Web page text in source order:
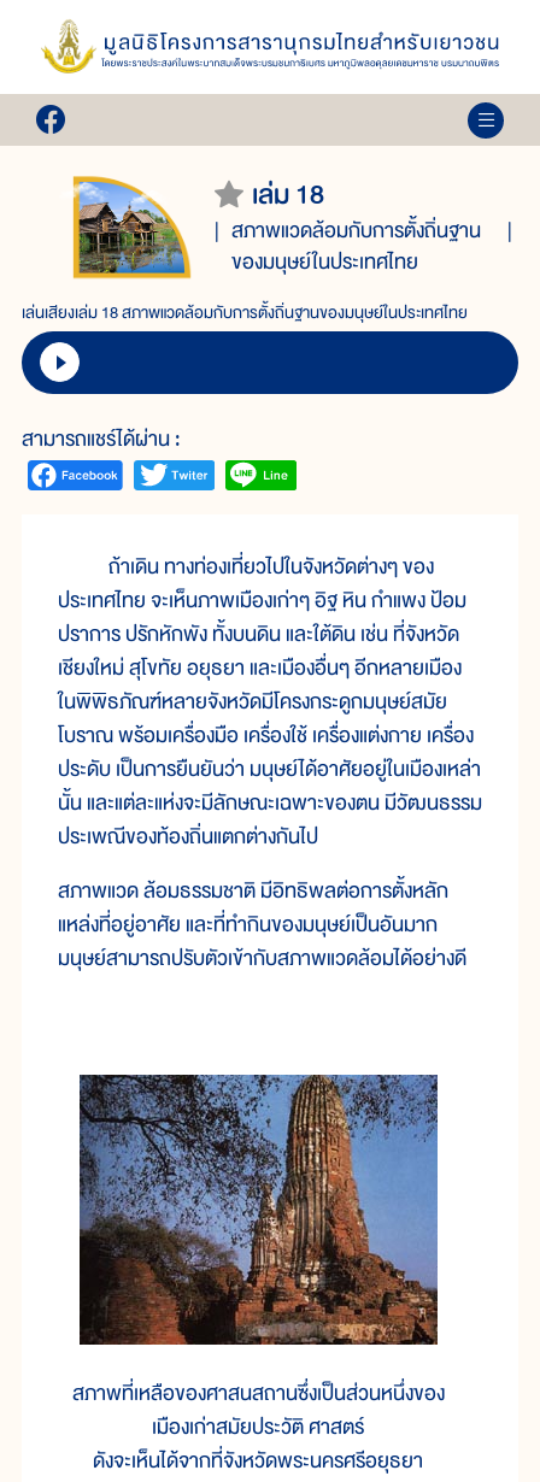
เล่ม 18
สภาพแวดล้อมกับการตั้งถิ่นฐาน
ของมนุษย์ในประเทศไทย
เล่นเสียงเล่ม 18 สภาพแวดล้อมกับการตั้งถิ่นฐานของมนุษย์ในประเทศไทย
สามารถแชร์ได้ผ่าน :
ถ้าเดิน ทางท่องเที่ยวไปในจังหวัดต่างๆ ของ
ประเทศไทย จะเห็นภาพเมืองเก่าๆ อิฐ หิน กำแพง ป้อม
ปราการ ปรักหักพัง ทั้งบนดิน และใต้ดิน เช่น ที่จังหวัด
เชียงใหม่ สุโขทัย อยุธยา และเมืองอื่นๆ อีกหลายเมือง
ในพิพิธภัณฑ์หลายจังหวัดมีโครงกระดูกมนุษย์สมัย
โบราณ พร้อมเครื่องมือ เครื่องใช้ เครื่องแต่งกาย เครื่อง
ประดับ เป็นการยืนยันว่า มนุษย์ได้อาศัยอยู่ในเมืองเหล่า
นั้น และแต่ละแห่งจะมีลักษณะเฉพาะของตน มีวัฒนธรรม
ประเพณีของท้องถิ่นแตกต่างกันไป
สภาพแวด ล้อมธรรมชาติ มีอิทธิพลต่อการตั้งหลัก
แหล่งที่อยู่อาศัย และที่ทำกินของมนุษย์เป็นอันมาก
มนุษย์สามารถปรับตัวเข้ากับสภาพแวดล้อมได้อย่างดี
สภาพที่เหลือของศาสนสถานซึ่งเป็นส่วนหนึ่งของ
เมืองเก่าสมัยประวัติ ศาสตร์
ดังจะเห็นได้จากที่จังหวัดพระนครศรีอยุธยา